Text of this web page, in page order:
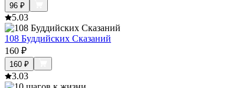
96 ₽
5.03
108 Буддийских Сказаний
160 ₽
160 ₽
3.03